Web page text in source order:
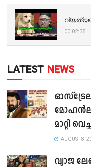
00:02:35
LATEST NEWS
മാറ്റി
AUGUST 8,
വ്യാജ